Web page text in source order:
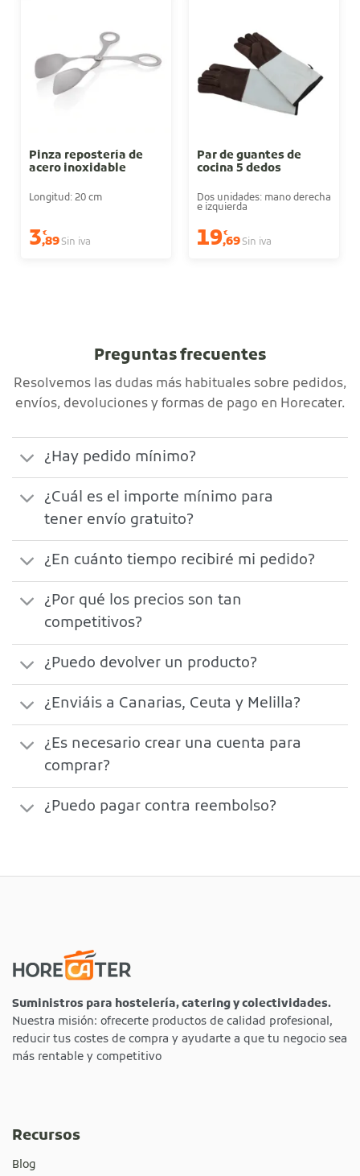
Pinza repostería de
acero inoxidable
Longitud: 20 cm
3€
,89Sin iva
Par de guantes de
cocina 5 dedos
Dos unidades: mano derecha
e izquierda
19€
,69Sin iva
Preguntas frecuentes
Resolvemos las dudas más habituales sobre pedidos,
envíos, devoluciones y formas de pago en Horecater.
¿Hay pedido mínimo?
¿Cuál es el importe mínimo para
tener envío gratuito?
¿En cuánto tiempo recibiré mi pedido?
¿Por qué los precios son tan
competitivos?
¿Puedo devolver un producto?
¿Enviáis a Canarias, Ceuta y Melilla?
¿Es necesario crear una cuenta para
comprar?
¿Puedo pagar contra reembolso?
Suministros para hostelería, catering y colectividades.
Nuestra misión: ofrecerte productos de calidad profesional,
reducir tus costes de compra y ayudarte a que tu negocio sea
más rentable y competitivo
Recursos
Blog